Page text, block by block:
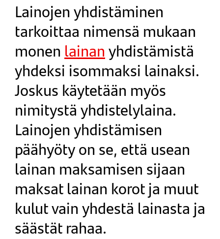
Lainojen yhdistäminen
tarkoittaa nimensä mukaan
monen lainan yhdistämistä
yhdeksi isommaksi lainaksi.
Joskus käytetään myös
nimitystä yhdistelylaina.
Lainojen yhdistämisen
päähyöty on se, että usean
lainan maksamisen sijaan
maksat lainan korot ja muut
kulut vain yhdestä lainasta ja
säästät rahaa.